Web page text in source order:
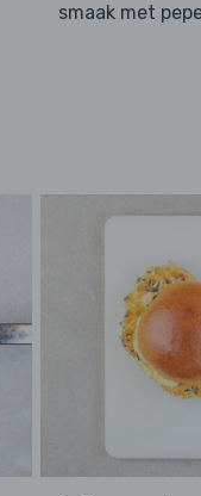
smaak met